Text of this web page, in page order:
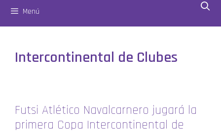
Menú
Intercontinental de Clubes
Futsi Atlético Navalcarnero jugará la
primera Copa Intercontinental de